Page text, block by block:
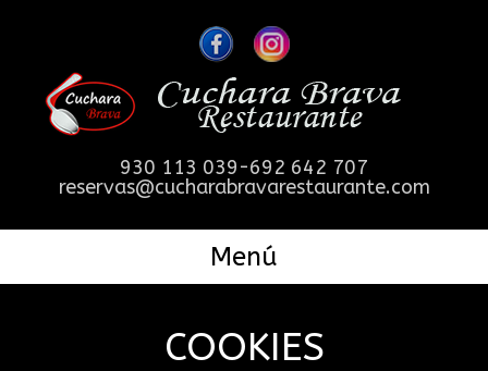
930 113 039-692 642 707
reservas@cucharabravarestaurante.com
Menú
COOKIES